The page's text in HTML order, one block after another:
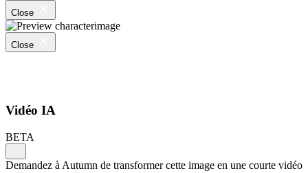
Close
Close
Vidéo IA
BETA
Demandez à Autumn de transformer cette image en une courte vidéo